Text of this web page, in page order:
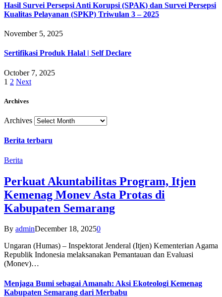
Hasil Survei Persepsi Anti Korupsi (SPAK) dan Survei Persepsi
Kualitas Pelayanan (SPKP) Triwulan 3 – 2025
November 5, 2025
Sertifikasi Produk Halal | Self Declare
October 7, 2025
1 2 Next
Archives
Archives
Berita terbaru
Berita
Perkuat Akuntabilitas Program, Itjen
Kemenag Monev Asta Protas di
Kabupaten Semarang
By adminDecember 18, 20250
Ungaran (Humas) – Inspektorat Jenderal (Itjen) Kementerian Agama
Republik Indonesia melaksanakan Pemantauan dan Evaluasi
(Monev)…
Menjaga Bumi sebagai Amanah: Aksi Ekoteologi Kemenag
Kabupaten Semarang dari Merbabu